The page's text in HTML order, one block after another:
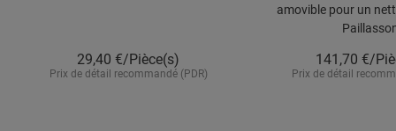
29,40 €/Pièce(s)
Prix de détail recommandé (PDR)
amovible pour un
141,70 €/
Prix de détail